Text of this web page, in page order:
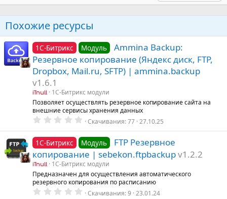
и
т
и
в
н
ы
г
о
л
о
с
а
т
и
в
н
ы
о
л
о
с
Похожие ресурсы
1С-Битрикс Модуль
Ammina Backup:
Резервное копирование (Яндекс диск, FTP,
Dropbox, Mail.ru, SFTP) | ammina.backup
v1.6.1
iTnull
1С-Битрикс модули
Позволяет осуществлять резервное копирование сайта на
внешние сервисы хранения данных
0
0
0
з
в
ё
з
д
Скачивания 77 27.10.25
1С-Битрикс Модуль
FTP Резервное
копирование | sebekon.ftpbackupv1.2.2
iTnull
1С-Битрикс модули
Предназначен для осуществления автоматического
резервного копирования по расписанию
0Скачивания 9 23.01.24